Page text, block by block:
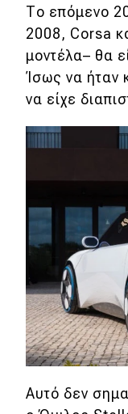
DRIVE
MOTO
Χρηστικά
Συμβουλές
ΚΤΕΟ
Οδική βοήθεια
Το επόμενο
2008, Corsa
μοντέλα– θα
Ίσως να ήταν
να είχε
Αυτό δεν